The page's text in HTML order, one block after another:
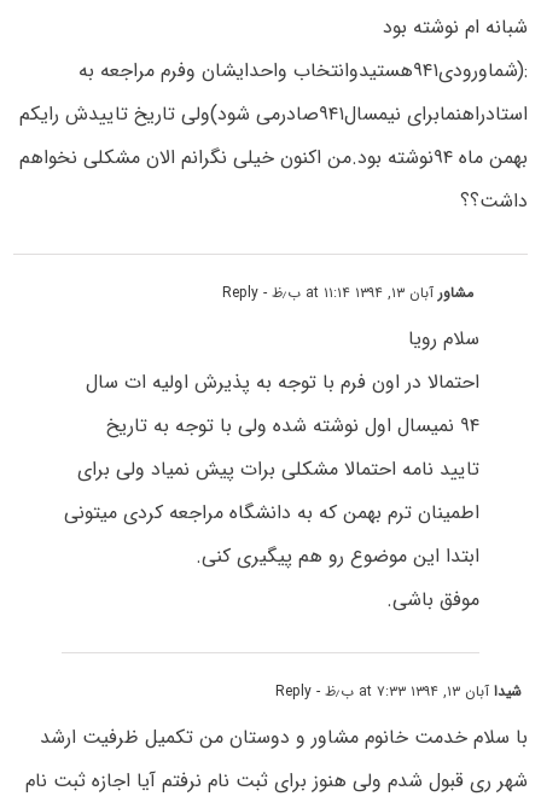
شبانه ام نوشته بود
:(شماورودی۹۴۱هستیدوانتخاب واحدایشان وفرم مراجعه به
استادراهنمابرای نیمسال۹۴۱صادرمی شود)ولی تاریخ تاییدش رایکم
بهمن ماه ۹۴نوشته بود.من اکنون خیلی نگرانم الان مشکلی نخواهم
داشت؟؟
مشاورآبان ۱۳, ۱۳۹۴ at ۱۱:۱۴ ب٫ظ - Reply
سلام رویا
احتمالا در اون فرم با توجه به پذیرش اولیه ات سال
۹۴ نمیسال اول نوشته شده ولی با توجه به تاریخ
تایید نامه احتمالا مشکلی برات پیش نمیاد ولی برای
اطمینان ترم بهمن که به دانشگاه مراجعه کردی میتونی
ابتدا این موضوع رو هم پیگیری کنی.
موفق باشی.
شیداآبان ۱۳, ۱۳۹۴ at ۷:۳۳ ب٫ظ - Reply
با سلام خدمت خانوم مشاور و دوستان من تکمیل ظرفیت ارشد
شهر ری قبول شدم ولی هنوز برای ثبت نام نرفتم آیا اجازه ثبت نام